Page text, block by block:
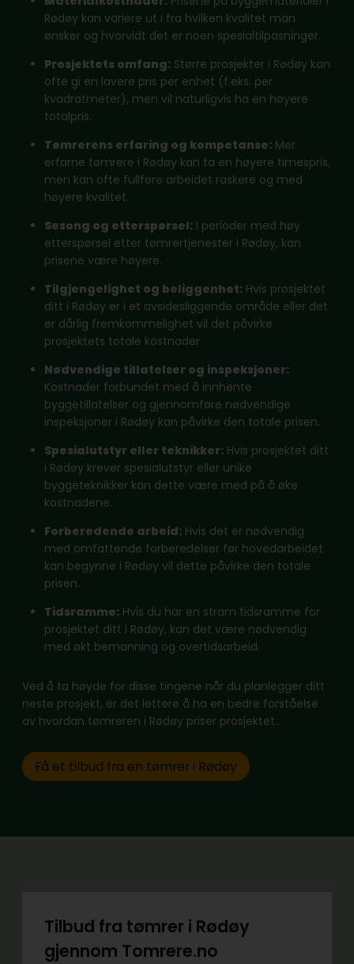
Rødøy kan variere ut i fra hvilken kvalitet man
ønsker og hvorvidt det er noen spesialtilpasninger.
Prosjektets omfang: Større prosjekter i Rødøy kan
ofte gi en lavere pris per enhet (f.eks. per
kvadratmeter), men vil naturligvis ha en høyere
totalpris.
Tømrerens erfaring og kompetanse: Mer
erfarne tømrere i Rødøy kan ta en høyere timespris,
men kan ofte fullføre arbeidet raskere og med
høyere kvalitet.
Sesong og etterspørsel: I perioder med høy
etterspørsel etter tømrertjenester i Rødøy, kan
prisene være høyere.
Tilgjengelighet og beliggenhet: Hvis prosjektet
ditt i Rødøy er i et avsidesliggende område eller det
er dårlig fremkommelighet vil det påvirke
prosjektets totale kostnader.
Nødvendige tillatelser og inspeksjoner:
Kostnader forbundet med å innhente
byggetillatelser og gjennomføre nødvendige
inspeksjoner i Rødøy kan påvirke den totale prisen.
Spesialutstyr eller teknikker: Hvis prosjektet ditt
i Rødøy krever spesialutstyr eller unike
byggeteknikker kan dette være med på å øke
kostnadene.
Forberedende arbeid: Hvis det er nødvendig
med omfattende forberedelser før hovedarbeidet
kan begynne i Rødøy vil dette påvirke den totale
prisen.
Tidsramme: Hvis du har en stram tidsramme for
prosjektet ditt i Rødøy, kan det være nødvendig
med økt bemanning og overtidsarbeid.
Ved å ta høyde for disse tingene når du planlegger ditt
neste prosjekt, er det lettere å ha en bedre forståelse
av hvordan tømreren i Rødøy priser prosjektet..
Få et tilbud fra en tømrer i Rødøy
Tilbud fra tømrer i Rødøy
gjennom Tomrere.no